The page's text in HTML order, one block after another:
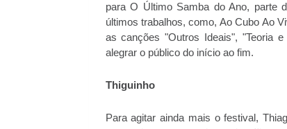
para O Último Samba do Ano, parte
últimos trabalhos, como, Ao Cubo Ao
as canções "Outros Ideais", "Teoria
alegrar o público do início ao fim.
Thiguinho
Para agitar ainda mais o festival,